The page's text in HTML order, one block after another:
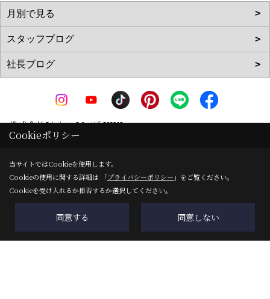
株式会社Living Motif KIKI
〒519-0142
三重県亀山市天神1丁目2-11-1
TEL：0120-090-035/ 0595-83-0700
FAX：0595-82-8540
＜営業時間＞8:00～17:00
＜定休日＞ＧＷ・夏季・年末年始
Cookieポリシー
当サイトではCookieを使用します。
Cookieの使用に関する詳細は 「プライバシーポリシー 」をご覧ください。
Cookieを受け入れるか拒否するか選択してください。
同意する 同意しない